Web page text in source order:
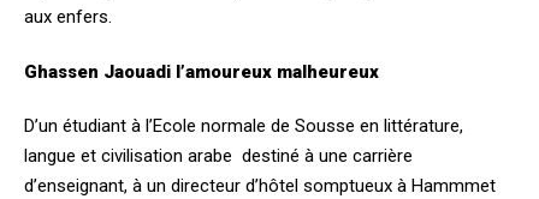
aux enfers.
Ghassen Jaouadi l’amoureux malheureux
D’un étudiant à l’Ecole normale de Sousse en littérature,
langue et civilisation arabe destiné à une carrière
d’enseignant, à un directeur d’hôtel somptueux à Hammmet